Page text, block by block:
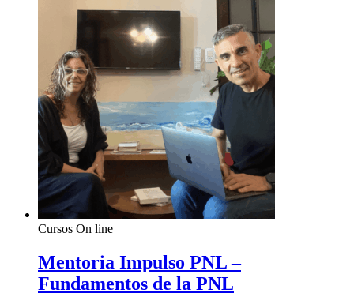
Cursos On line
Mentoria Impulso PNL –
Fundamentos de la PNL